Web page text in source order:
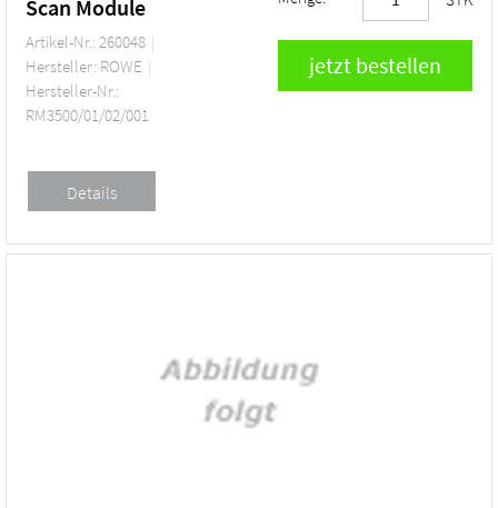
Scan Module
Artikel-Nr.: 260048
Hersteller: ROWE
Hersteller-Nr.:
RM3500/01/02/001